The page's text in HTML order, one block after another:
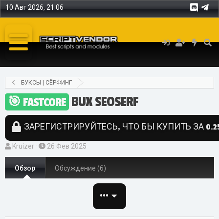
10 Авг 2026, 21:06
БУКСЫ | СЁРФИНГ
FASTCORE BUX SEOSERF
ЗАРЕГИСТРИРУЙТЕСЬ, ЧТО БЫ КУПИТЬ ЗА 0.25
А
в
т
о
Kruizer
Д
а
а
26 Фев 2025
Обзор Обсуждение (6)
•••